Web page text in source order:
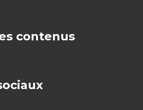
contenus